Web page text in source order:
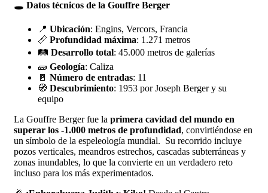
🕳️ Datos técnicos de la Gouffre Berger
📍 Ubicación: Engins, Vercors, Francia
📏 Profundidad máxima: 1.271 metros
🛤️ Desarrollo total: 45.000 metros de galerías
🧱 Geología: Caliza
🚪 Número de entradas: 11
🧭 Descubrimiento: 1953 por Joseph Berger y su
equipo
La Gouffre Berger fue la primera cavidad del mundo en
superar los -1.000 metros de profundidad, convirtiéndose en
un símbolo de la espeleología mundial. Su recorrido incluye
pozos verticales, meandros estrechos, cascadas subterráneas y
zonas inundables, lo que la convierte en un verdadero reto
incluso para los más experimentados.